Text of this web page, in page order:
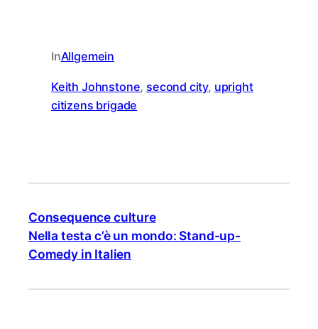
InAllgemein
Keith Johnstone, second city, upright
citizens brigade
Consequence culture
Nella testa c’è un mondo: Stand-up-
Comedy in Italien